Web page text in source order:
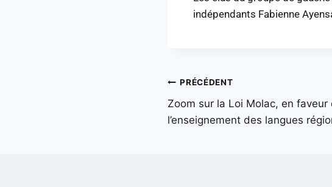
indépendants Fabienne
PRÉCÉDENT
Zoom sur la Loi Molac, en faveur
l’enseignement des langues